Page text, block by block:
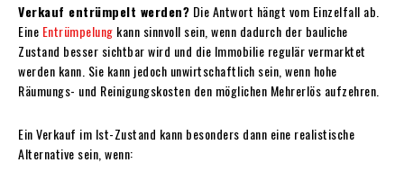
Verkauf entrümpelt werden? Die Antwort hängt vom Einzelfall ab.
Eine Entrümpelung kann sinnvoll sein, wenn dadurch der bauliche
Zustand besser sichtbar wird und die Immobilie regulär vermarktet
werden kann. Sie kann jedoch unwirtschaftlich sein, wenn hohe
Räumungs- und Reinigungskosten den möglichen Mehrerlös aufzehren.
Ein Verkauf im Ist-Zustand kann besonders dann eine realistische
Alternative sein, wenn: